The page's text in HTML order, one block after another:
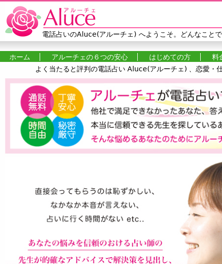
Jump to navigation
電話占いのAluce(アルーチェ) へようこそ。どんなこと
メインメニュー
ホーム アルーチェの６つの安心 はじめての方
料
よく当たると評判の電話占い Aluce(アルーチェ) 、恋愛・